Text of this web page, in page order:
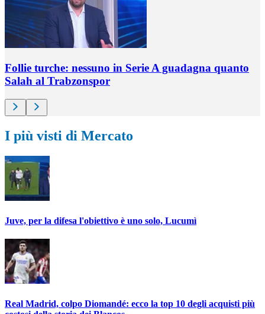
Follie turche: nessuno in Serie A guadagna quanto
Salah al Trabzonspor
I più visti di Mercato
Juve, per la difesa l'obiettivo è uno solo, Lucumì
Real Madrid, colpo Diomandé: ecco la top 10 degli acquisti più